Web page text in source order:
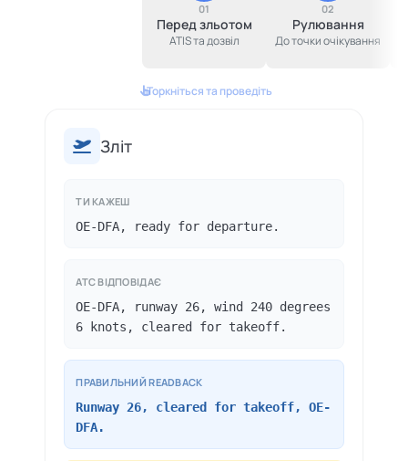
01
Перед зльотом
ATIS та дозвіл
02
Рулювання
До точки очікування
Торкніться та проведіть
Зліт
ТИ КАЖЕШ
OE-DFA, ready for departure.
ATC ВІДПОВІДАЄ
OE-DFA, runway 26, wind 240 degrees
6 knots, cleared for takeoff.
ПРАВИЛЬНИЙ READBACK
Runway 26, cleared for takeoff, OE-
DFA.